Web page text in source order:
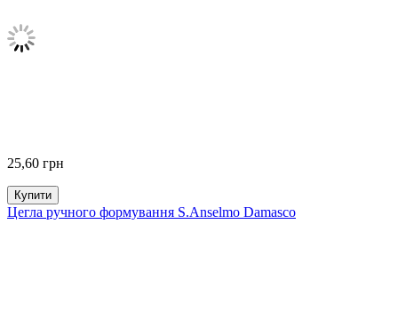
25,60 грн
Купити
Цегла ручного формування S.Anselmo Damasco